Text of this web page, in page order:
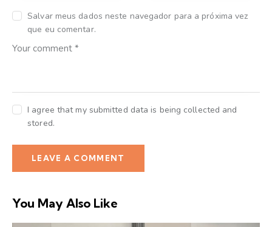
Salvar meus dados neste navegador para a próxima vez
que eu comentar.
I agree that my submitted data is being collected and
stored.
You May Also Like